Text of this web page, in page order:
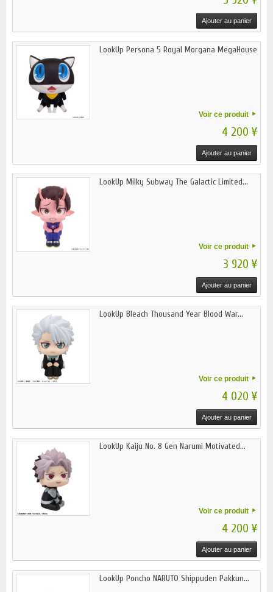
Ajouter au panier
LookUp Persona 5 Royal Morgana MegaHouse
Voir ce produit
4 200 ¥
Ajouter au panier
LookUp Milky Subway The Galactic Limited...
Voir ce produit
3 920 ¥
Ajouter au panier
LookUp Bleach Thousand Year Blood War...
Voir ce produit
4 020 ¥
Ajouter au panier
LookUp Kaiju No. 8 Gen Narumi Motivated...
Voir ce produit
4 200 ¥
Ajouter au panier
LookUp Poncho NARUTO Shippuden Pakkun...